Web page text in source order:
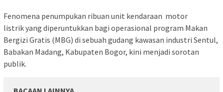
Fenomena penumpukan ribuan unit kendaraan motor
listrik yang diperuntukkan bagi operasional program Makan
Bergizi Gratis (MBG) di sebuah gudang kawasan industri Sentul,
Babakan Madang, Kabupaten Bogor, kini menjadi sorotan
publik.